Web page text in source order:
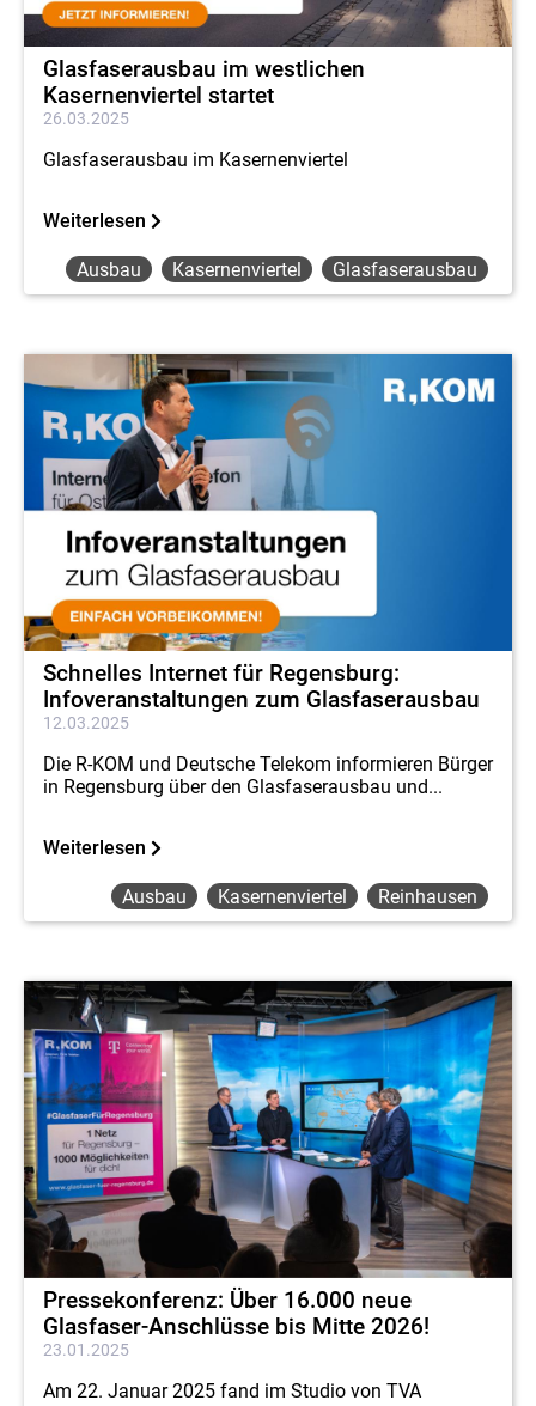
Glasfaserausbau im westlichen
Kasernenviertel startet
26.03.2025
Glasfaserausbau im Kasernenviertel
Weiterlesen
Ausbau Kasernenviertel Glasfaserausbau
Schnelles Internet für Regensburg:
Infoveranstaltungen zum Glasfaserausbau
12.03.2025
Die R-KOM und Deutsche Telekom informieren Bürger
in Regensburg über den Glasfaserausbau und...
Weiterlesen
Ausbau Kasernenviertel Reinhausen
Pressekonferenz: Über 16.000 neue
Glasfaser-Anschlüsse bis Mitte 2026!
23.01.2025
Am 22. Januar 2025 fand im Studio von TVA